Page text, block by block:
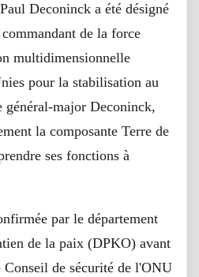
Deconinck a été désigné
de la force
multidimensionnelle
pour la stabilisation au
major Deconinck,
la composante Terre de
ses fonctions à
par le département
de la paix (DPKO) avant
Conseil de sécurité de l'ONU